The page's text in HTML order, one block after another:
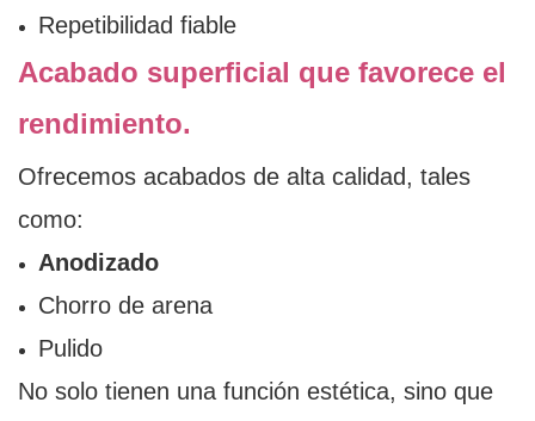
Repetibilidad fiable
Acabado superficial que favorece el
rendimiento.
Ofrecemos acabados de alta calidad, tales
como:
Anodizado
Chorro de arena
Pulido
No solo tienen una función estética, sino que